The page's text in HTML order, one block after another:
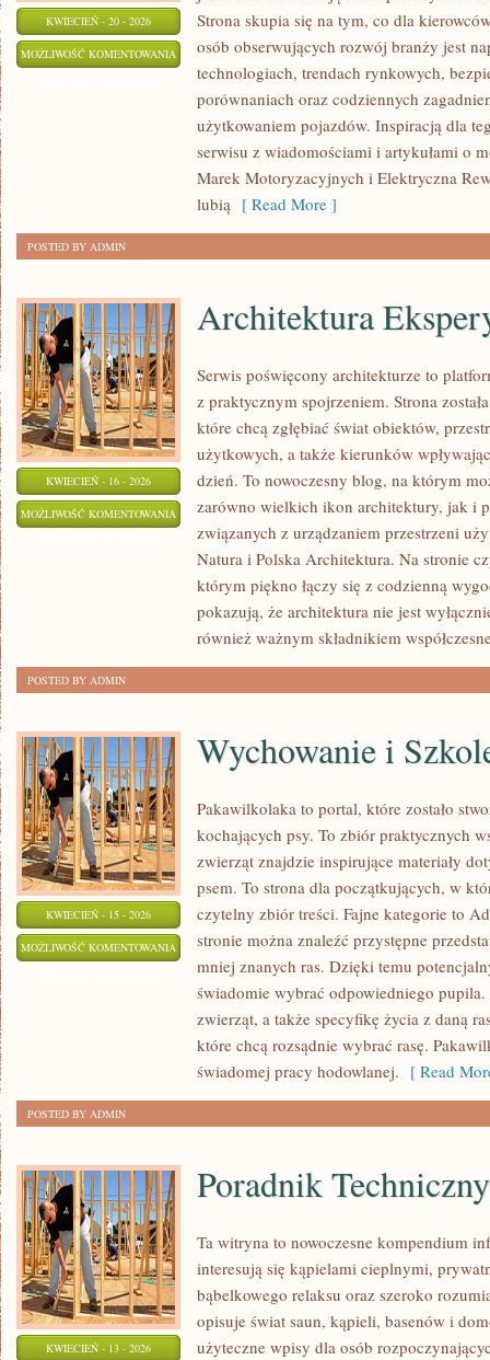
KWIECIEŃ - 20 - 2026
MOŻLIWOŚĆ KOMENTOWANIA ELEKTRYCZNA
REWOLUCJA
Strona skupia się na tym, co dla
osób obserwujących rozwój branży jest
technologiach, trendach rynkowych,
porównaniach oraz codziennych
użytkowaniem pojazdów. Inspiracją dla
serwisu z wiadomościami i artykułami o
Marek Motoryzacyjnych i Elektryczna
lubią [ Read More ]
POSTED BY ADMIN
KWIECIEŃ - 16 - 2026
MOŻLIWOŚĆ KOMENTOWANIA ARCHITEKTURA
EKSPERYMENTALNA
Architektura
Serwis poświęcony architekturze to
z praktycznym spojrzeniem. Strona
które chcą zgłębiać świat obiektów,
użytkowych, a także kierunków
dzień. To nowoczesny blog, na którym
zarówno wielkich ikon architektury, jak i
związanych z urządzaniem przestrzeni
Natura i Polska Architektura. Na stronie
którym piękno łączy się z codzienną
pokazują, że architektura nie jest
również ważnym składnikiem
POSTED BY ADMIN
KWIECIEŃ - 15 - 2026
MOŻLIWOŚĆ KOMENTOWANIA WYCHOWANIE
SZKOLENIE
Wychowanie i
Pakawilkolaka to portal, które zostało
kochających psy. To zbiór praktycznych
zwierząt znajdzie inspirujące materiały
psem. To strona dla początkujących, w
czytelny zbiór treści. Fajne kategorie to
stronie można znaleźć przystępne
mniej znanych ras. Dzięki temu
świadomie wybrać odpowiedniego
zwierząt, a także specyfikę życia z daną
które chcą rozsądnie wybrać rasę.
świadomej pracy hodowlanej. [ Read
POSTED BY ADMIN
KWIECIEŃ - 13 - 2026
Poradnik Techniczny
Ta witryna to nowoczesne kompendium
interesują się kąpielami cieplnymi,
bąbelkowego relaksu oraz szeroko
opisuje świat saun, kąpieli, basenów i
użyteczne wpisy dla osób